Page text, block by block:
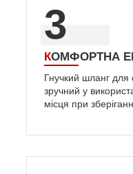
3
КОМФОРТНА
Гнучкий шланг для
зручний у
місця при